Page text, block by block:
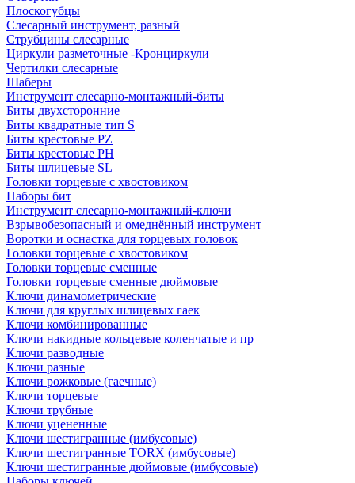
Плоскогубцы
Слесарный инструмент, разный
Струбцины слесарные
Циркули разметочные -Кронциркули
Чертилки слесарные
Шаберы
Инструмент слесарно-монтажный-биты
Биты двухсторонние
Биты квадратные тип S
Биты крестовые РZ
Биты крестовые РН
Биты шлицевые SL
Головки торцевые с хвостовиком
Наборы бит
Инструмент слесарно-монтажный-ключи
Взрывобезопасный и омеднённый инструмент
Воротки и оснаcтка для торцевых головок
Головки торцевые с хвостовиком
Головки торцевые сменные
Головки торцевые сменные дюймовые
Ключи динамометрические
Ключи для круглых шлицевых гаек
Ключи комбинированные
Ключи накидные кольцевые коленчатые и пр
Ключи разводные
Ключи разные
Ключи рожковые (гаечные)
Ключи торцевые
Ключи трубные
Ключи уцененные
Ключи шестигранные (имбусовые)
Ключи шестигранные TORX (имбусовые)
Ключи шестигранные дюймовые (имбусовые)